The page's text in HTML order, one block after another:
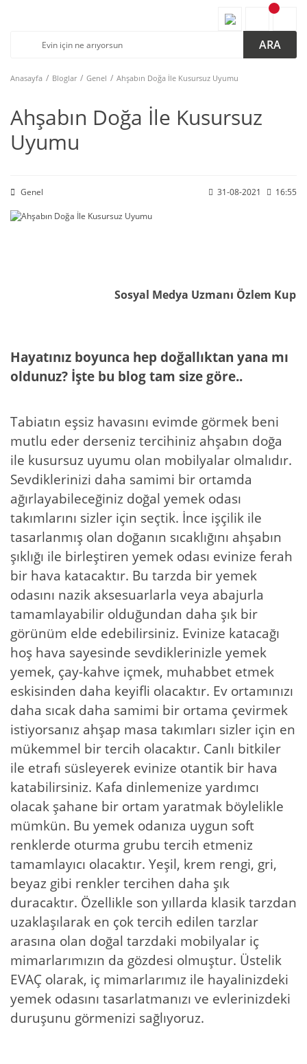
ARA
Anasayfa Bloglar Genel Ahşabın Doğa İle Kusursuz Uyumu
Ahşabın Doğa İle Kusursuz
Uyumu
Genel 31-08-2021 16:55
Sosyal Medya Uzmanı Özlem Kup
Hayatınız boyunca hep doğallıktan yana mı
oldunuz? İşte bu blog tam size göre..
Tabiatın eşsiz havasını evimde görmek beni
mutlu eder derseniz tercihiniz ahşabın doğa
ile kusursuz uyumu olan mobilyalar olmalıdır.
Sevdiklerinizi daha samimi bir ortamda
ağırlayabileceğiniz doğal yemek odası
takımlarını sizler için seçtik. İnce işçilik ile
tasarlanmış olan doğanın sıcaklığını ahşabın
şıklığı ile birleştiren yemek odası evinize ferah
bir hava katacaktır. Bu tarzda bir yemek
odasını nazik aksesuarlarla veya abajurla
tamamlayabilir olduğundan daha şık bir
görünüm elde edebilirsiniz. Evinize katacağı
hoş hava sayesinde sevdiklerinizle yemek
yemek, çay-kahve içmek, muhabbet etmek
eskisinden daha keyifli olacaktır. Ev ortamınızı
daha sıcak daha samimi bir ortama çevirmek
istiyorsanız ahşap masa takımları sizler için en
mükemmel bir tercih olacaktır. Canlı bitkiler
ile etrafı süsleyerek evinize otantik bir hava
katabilirsiniz. Kafa dinlemenize yardımcı
olacak şahane bir ortam yaratmak böylelikle
mümkün. Bu yemek odanıza uygun soft
renklerde oturma grubu tercih etmeniz
tamamlayıcı olacaktır. Yeşil, krem rengi, gri,
beyaz gibi renkler tercihen daha şık
duracaktır. Özellikle son yıllarda klasik tarzdan
uzaklaşılarak en çok tercih edilen tarzlar
arasına olan doğal tarzdaki mobilyalar iç
mimarlarımızın da gözdesi olmuştur. Üstelik
EVAÇ olarak, iç mimarlarımız ile hayalinizdeki
yemek odasını tasarlatmanızı ve evlerinizdeki
duruşunu görmenizi sağlıyoruz.